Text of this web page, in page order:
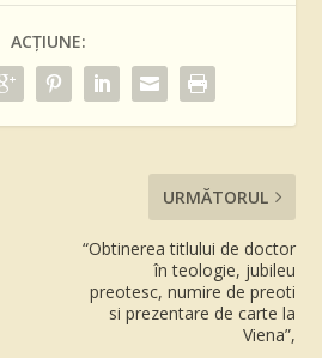
ACȚIUNE:
URMĂTORUL
“Obtinerea titlului de doctor
în teologie, jubileu
preotesc, numire de preoti
si prezentare de carte la
Viena”,